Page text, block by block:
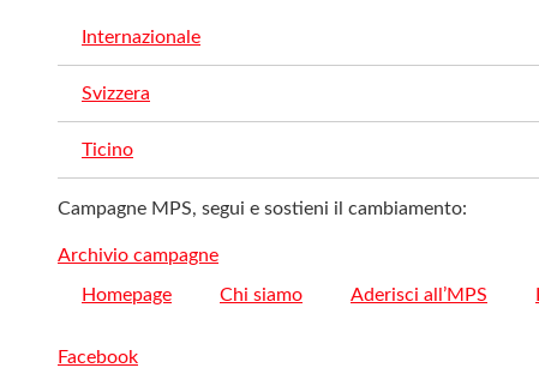
Internazionale
Svizzera
Ticino
Campagne MPS, segui e sostieni il cambiamento:
Archivio campagne
Homepage Chi siamo Aderisci all’MPS
Facebook